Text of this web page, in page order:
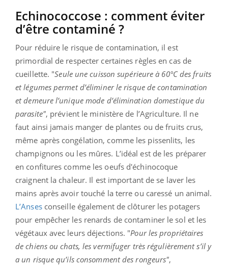
Echinococcose : comment éviter
d’être contaminé ?
Pour réduire le risque de contamination, il est
primordial de respecter certaines règles en cas de
cueillette. "Seule une cuisson supérieure à 60°C des fruits
et légumes permet d’éliminer le risque de contamination
et demeure l’unique mode d’élimination domestique du
parasite", prévient le ministère de l’Agriculture. Il ne
faut ainsi jamais manger de plantes ou de fruits crus,
même après congélation, comme les pissenlits, les
champignons ou les mûres. L’idéal est de les préparer
en confitures comme les oeufs d'échinocoque
craignent la chaleur. Il est important de se laver les
mains après avoir touché la terre ou caressé un animal.
L’Ansesconseille également de clôturer les potagers
pour empêcher les renards de contaminer le sol et les
végétaux avec leurs déjections. "Pour les propriétaires
de chiens ou chats, les vermifuger très régulièrement s’il y
a un risque qu’ils consomment des rongeurs",